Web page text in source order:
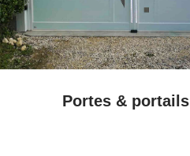
Portes & portails